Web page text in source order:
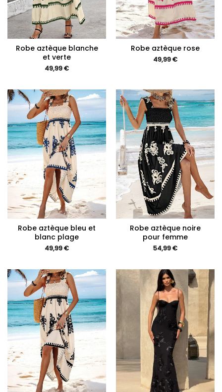
Robe aztèque blanche
et verte
49,99€
Robe aztèque rose
49,99€
Robe aztèque bleu et
blanc plage
49,99€
Robe aztèque noire
pour femme
54,99€